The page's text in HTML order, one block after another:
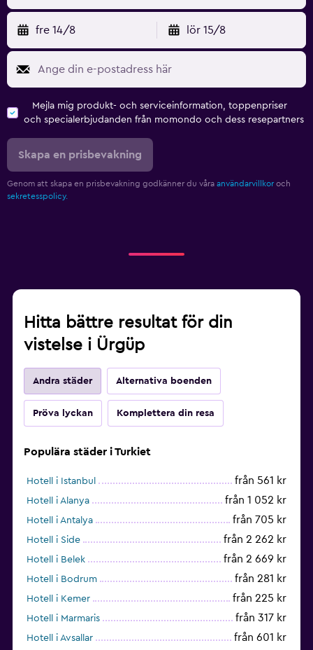
fre 14/8 lör 15/8
Mejla mig produkt- och serviceinformation, toppenpriser
och specialerbjudanden från momondo och dess resepartners
Skapa en prisbevakning
Genom att skapa en prisbevakning godkänner du våra användarvillkor och
sekretesspolicy.
Hitta bättre resultat för din
vistelse i Ürgüp
Andra städer Alternativa boenden
Pröva lyckan Komplettera din resa
Populära städer i Turkiet
Hotell i Istanbul från 561 kr
Hotell i Alanya från 1 052 kr
Hotell i Antalya från 705 kr
Hotell i Side från 2 262 kr
Hotell i Belek från 2 669 kr
Hotell i Bodrum från 281 kr
Hotell i Kemer från 225 kr
Hotell i Marmaris från 317 kr
Hotell i Avsallar från 601 kr